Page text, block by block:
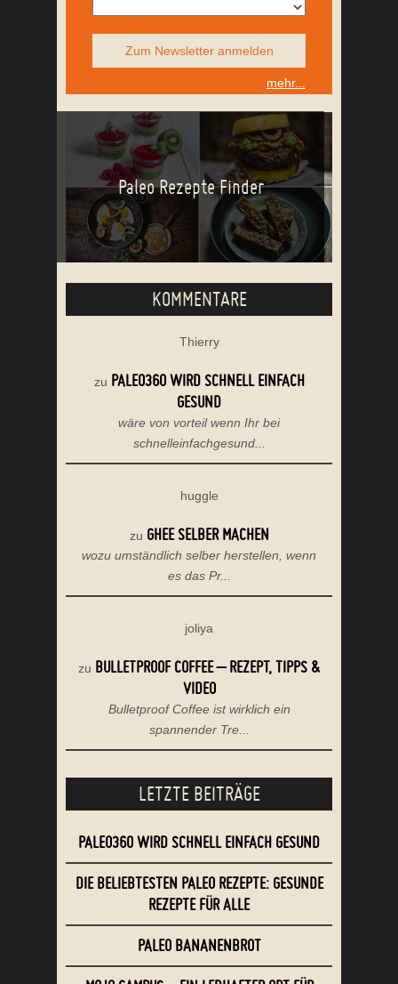
Zum Newsletter anmelden
mehr...
Paleo Rezepte Finder
KOMMENTARE
Thierry
zu PALEO360 WIRD SCHNELL EINFACH
GESUND
wäre von vorteil wenn Ihr bei
schnelleinfachgesund...
huggle
zu GHEE SELBER MACHEN
wozu umständlich selber herstellen, wenn
es das Pr...
joliya
zu BULLETPROOF COFFEE – REZEPT, TIPPS &
VIDEO
Bulletproof Coffee ist wirklich ein
spannender Tre...
LETZTE BEITRÄGE
PALEO360 WIRD SCHNELL EINFACH GESUND
DIE BELIEBTESTEN PALEO REZEPTE: GESUNDE
REZEPTE FÜR ALLE
PALEO BANANENBROT